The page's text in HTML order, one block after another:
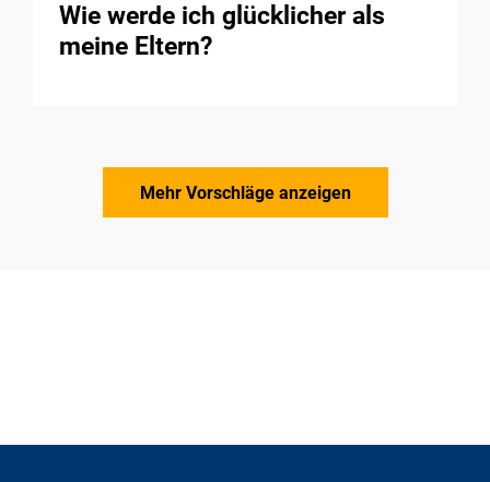
Wie werde ich glücklicher als
meine Eltern?
Mehr Vorschläge anzeigen